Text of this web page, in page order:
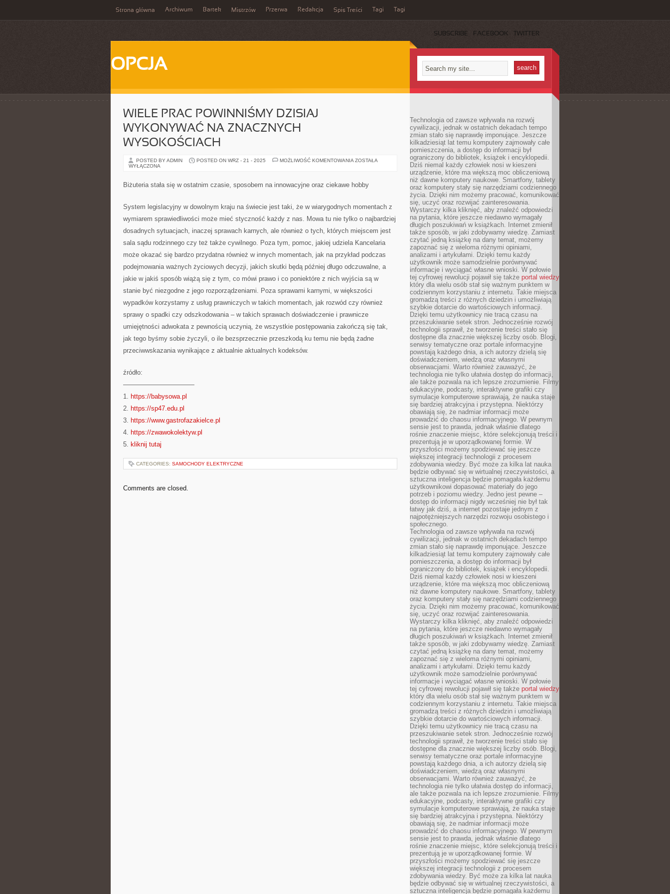
Strona główna Archiwum Bartek Mistrzów Przerwa Redakcja Spis Treści Tagi Tagi
SUBSCRIBE FACEBOOK TWITTER
OPCJA
WIELE PRAC POWINNIŚMY DZISIAJ
WYKONYWAĆ NA ZNACZNYCH
WYSOKOŚCIACH
POSTED BY ADMIN POSTED ON WRZ - 21 - 2025 MOŻLIWOŚĆ KOMENTOWANIA WIELE
WYKONYWAĆ
NA
ZOSTAŁA
WYŁĄCZONA
Biżuteria stała się w ostatnim czasie, sposobem na innowacyjne oraz ciekawe hobby
System legislacyjny w dowolnym kraju na świecie jest taki, że w wiarygodnych momentach z
wymiarem sprawiedliwości może mieć styczność każdy z nas. Mowa tu nie tylko o najbardziej
dosadnych sytuacjach, inaczej sprawach karnych, ale również o tych, których miejscem jest
sala sądu rodzinnego czy też także cywilnego. Poza tym, pomoc, jakiej udziela Kancelaria
może okazać się bardzo przydatna również w innych momentach, jak na przykład podczas
podejmowania ważnych życiowych decyzji, jakich skutki będą później długo odczuwalne, a
jakie w jakiś sposób wiążą się z tym, co mówi prawo i co poniektóre z nich wyjścia są w
stanie być niezgodne z jego rozporządzeniami. Poza sprawami karnymi, w większości
wypadków korzystamy z usług prawniczych w takich momentach, jak rozwód czy również
sprawy o spadki czy odszkodowania – w takich sprawach doświadczenie i prawnicze
umiejętności adwokata z pewnością uczynią, że wszystkie postępowania zakończą się tak,
jak tego byśmy sobie życzyli, o ile bezsprzecznie przeszkodą ku temu nie będą żadne
przeciwwskazania wynikające z aktualnie aktualnych kodeksów.
źródło:
———————————
1. https://babysowa.pl
2. https://sp47.edu.pl
3. https://www.gastrofazakielce.pl
4. https://zwawokolektyw.pl
5. kliknij tutaj
CATEGORIES: SAMOCHODY ELEKTRYCZNE
Comments are closed.
Technologia od zawsze wpływała na rozwój
cywilizacji, jednak w ostatnich dekadach tempo
zmian stało się naprawdę imponujące. Jeszcze
kilkadziesiąt lat temu komputery zajmowały całe
pomieszczenia, a dostęp do informacji był
ograniczony do bibliotek, książek i encyklopedii.
Dziś niemal każdy człowiek nosi w kieszeni
urządzenie, które ma większą moc obliczeniową
niż dawne komputery naukowe. Smartfony, tablety
oraz komputery stały się narzędziami codziennego
życia. Dzięki nim możemy pracować, komunikować
się, uczyć oraz rozwijać zainteresowania.
Wystarczy kilka kliknięć, aby znaleźć odpowiedzi
na pytania, które jeszcze niedawno wymagały
długich poszukiwań w książkach. Internet zmienił
także sposób, w jaki zdobywamy wiedzę. Zamiast
czytać jedną książkę na dany temat, możemy
zapoznać się z wieloma różnymi opiniami,
analizami i artykułami. Dzięki temu każdy
użytkownik może samodzielnie porównywać
informacje i wyciągać własne wnioski. W połowie
tej cyfrowej rewolucji pojawił się także portal wiedzy
który dla wielu osób stał się ważnym punktem w
codziennym korzystaniu z internetu. Takie miejsca
gromadzą treści z różnych dziedzin i umożliwiają
szybkie dotarcie do wartościowych informacji.
Dzięki temu użytkownicy nie tracą czasu na
przeszukiwanie setek stron. Jednocześnie rozwój
technologii sprawił, że tworzenie treści stało się
dostępne dla znacznie większej liczby osób. Blogi,
serwisy tematyczne oraz portale informacyjne
powstają każdego dnia, a ich autorzy dzielą się
doświadczeniem, wiedzą oraz własnymi
obserwacjami. Warto również zauważyć, że
technologia nie tylko ułatwia dostęp do informacji,
ale także pozwala na ich lepsze zrozumienie. Filmy
edukacyjne, podcasty, interaktywne grafiki czy
symulacje komputerowe sprawiają, że nauka staje
się bardziej atrakcyjna i przystępna. Niektórzy
obawiają się, że nadmiar informacji może
prowadzić do chaosu informacyjnego. W pewnym
sensie jest to prawda, jednak właśnie dlatego
rośnie znaczenie miejsc, które selekcjonują treści i
prezentują je w uporządkowanej formie. W
przyszłości możemy spodziewać się jeszcze
większej integracji technologii z procesem
zdobywania wiedzy. Być może za kilka lat nauka
będzie odbywać się w wirtualnej rzeczywistości, a
sztuczna inteligencja będzie pomagała każdemu
użytkownikowi dopasować materiały do jego
potrzeb i poziomu wiedzy. Jedno jest pewne –
dostęp do informacji nigdy wcześniej nie był tak
łatwy jak dziś, a internet pozostaje jednym z
najpotężniejszych narzędzi rozwoju osobistego i
społecznego.
Technologia od zawsze wpływała na rozwój
cywilizacji, jednak w ostatnich dekadach tempo
zmian stało się naprawdę imponujące. Jeszcze
kilkadziesiąt lat temu komputery zajmowały całe
pomieszczenia, a dostęp do informacji był
ograniczony do bibliotek, książek i encyklopedii.
Dziś niemal każdy człowiek nosi w kieszeni
urządzenie, które ma większą moc obliczeniową
niż dawne komputery naukowe. Smartfony, tablety
oraz komputery stały się narzędziami codziennego
życia. Dzięki nim możemy pracować, komunikować
się, uczyć oraz rozwijać zainteresowania.
Wystarczy kilka kliknięć, aby znaleźć odpowiedzi
na pytania, które jeszcze niedawno wymagały
długich poszukiwań w książkach. Internet zmienił
także sposób, w jaki zdobywamy wiedzę. Zamiast
czytać jedną książkę na dany temat, możemy
zapoznać się z wieloma różnymi opiniami,
analizami i artykułami. Dzięki temu każdy
użytkownik może samodzielnie porównywać
informacje i wyciągać własne wnioski. W połowie
tej cyfrowej rewolucji pojawił się także portal wiedzy
który dla wielu osób stał się ważnym punktem w
codziennym korzystaniu z internetu. Takie miejsca
gromadzą treści z różnych dziedzin i umożliwiają
szybkie dotarcie do wartościowych informacji.
Dzięki temu użytkownicy nie tracą czasu na
przeszukiwanie setek stron. Jednocześnie rozwój
technologii sprawił, że tworzenie treści stało się
dostępne dla znacznie większej liczby osób. Blogi,
serwisy tematyczne oraz portale informacyjne
powstają każdego dnia, a ich autorzy dzielą się
doświadczeniem, wiedzą oraz własnymi
obserwacjami. Warto również zauważyć, że
technologia nie tylko ułatwia dostęp do informacji,
ale także pozwala na ich lepsze zrozumienie. Filmy
edukacyjne, podcasty, interaktywne grafiki czy
symulacje komputerowe sprawiają, że nauka staje
się bardziej atrakcyjna i przystępna. Niektórzy
obawiają się, że nadmiar informacji może
prowadzić do chaosu informacyjnego. W pewnym
sensie jest to prawda, jednak właśnie dlatego
rośnie znaczenie miejsc, które selekcjonują treści i
prezentują je w uporządkowanej formie. W
przyszłości możemy spodziewać się jeszcze
większej integracji technologii z procesem
zdobywania wiedzy. Być może za kilka lat nauka
będzie odbywać się w wirtualnej rzeczywistości, a
sztuczna inteligencja będzie pomagała każdemu